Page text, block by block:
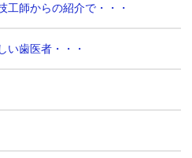
工師からの紹介で・・・
い歯医者・・・